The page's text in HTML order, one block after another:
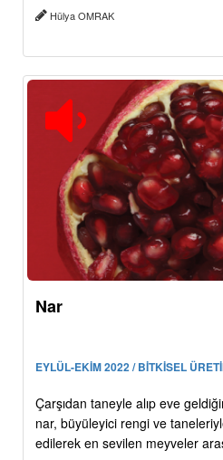
Hülya OMRAK
Nar
EYLÜL-EKİM 2022 / BİTKİSEL
Çarşıdan taneyle alıp eve
nar, büyüleyici rengi ve
edilerek en sevilen meyveler